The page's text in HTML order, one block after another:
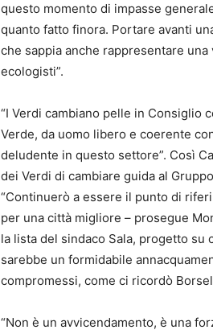
questo momento di impasse
quanto fatto finora. Portare avanti
che sappia anche rappresentare
ecologisti”.
“I Verdi cambiano pelle in Consiglio
Verde, da uomo libero e coerente
deludente in questo settore”. Così
dei Verdi di cambiare guida al
“Continuerò a essere il punto di
per una città migliore – prosegue
la lista del sindaco Sala, progetto
sarebbe un formidabile
compromessi, come ci ricordò
“Non è un avvicendamento, è una